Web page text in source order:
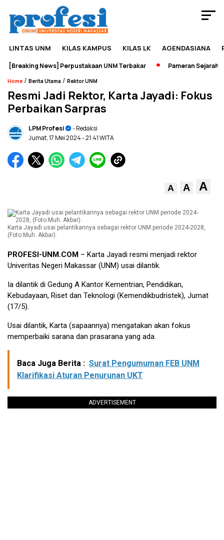
LINTAS UNM KILAS KAMPUS KILAS LK AGENDASIANA
News] Perpustakaan UNM Terbakar Pameran Sejarah
Home / Berita Utama / Rektor UNM
Resmi Jadi Rektor, Karta Jayadi: Fokus
Perbaikan Sarpras
LPM Profesi
- Redaksi
Jumat, 17 Mei 2024- 21:41 WITA
A A A
Karta Jayadi usai pelantikannya sebagai rektor UNM periode 2024-2028,
(Foto:Muh. Akbar).
PROFESI-UNM.COM – Karta Jayadi resmi menjadi rektor
Univeritas Negeri Makassar (UNM) usai dilantik.
Ia dilantik di Gedung A Kantor Kementrian, Pendidikan,
Kebudayaan, Riset dan Teknologi (Kemendikbudristek), Jumat
(17/5).
Usai dilantik, Karta (sapaannya) mengatakan akan fokus
memperbaiki sarana dan prasarana yang ada.
Baca Juga Berita : Surat Pengumuman FEB UNM
Klarifikasi Aturan Penurunan UKT
ADVERTISEMENT